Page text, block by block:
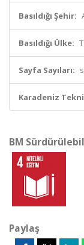
Basıldığı Şehir:
Basıldığı Ülke:
Sayfa Sayıları:
Karadeniz
BM
Paylaş